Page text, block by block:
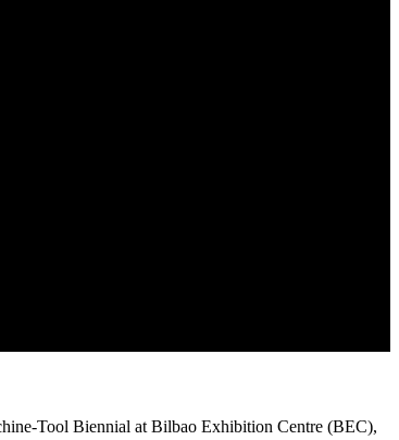
Tool Biennial at Bilbao Exhibition Centre (BEC),